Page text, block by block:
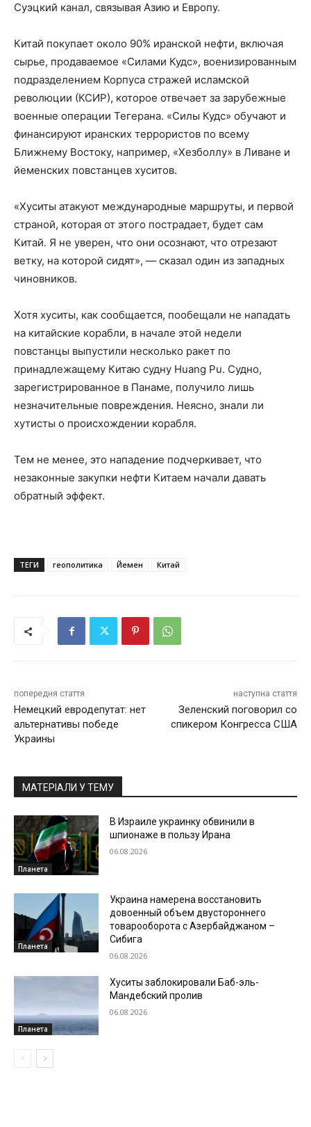
Суэцкий канал, связывая Азию и Европу.
Китай покупает около 90% иранской нефти, включая
сырье, продаваемое «Силами Кудс», военизированным
подразделением Корпуса стражей исламской
революции (КСИР), которое отвечает за зарубежные
военные операции Тегерана. «Силы Кудс» обучают и
финансируют иранских террористов по всему
Ближнему Востоку, например, «Хезболлу» в Ливане и
йеменских повстанцев хуситов.
«Хуситы атакуют международные маршруты, и первой
страной, которая от этого пострадает, будет сам
Китай. Я не уверен, что они осознают, что отрезают
ветку, на которой сидят», — сказал один из западных
чиновников.
Хотя хуситы, как сообщается, пообещали не нападать
на китайские корабли, в начале этой недели
повстанцы выпустили несколько ракет по
принадлежащему Китаю судну Huang Pu. Судно,
зарегистрированное в Панаме, получило лишь
незначительные повреждения. Неясно, знали ли
хутисты о происхождении корабля.
Тем не менее, это нападение подчеркивает, что
незаконные закупки нефти Китаем начали давать
обратный эффект.
ТЕГИ геополитика Йемен Китай
попередня стаття
Немецкий евродепутат: нет
альтернативы победе
Украины
наступна стаття
Зеленский поговорил со
спикером Конгресса США
МАТЕРІАЛИ У ТЕМУ
Планета
В Израиле украинку обвинили в
шпионаже в пользу Ирана
06.08.2026
Планета
Украина намерена восстановить
довоенный объем двустороннего
товарооборота с Азербайджаном –
Сибига
06.08.2026
Планета
Хуситы заблокировали Баб-эль-
Мандебский пролив
06.08.2026